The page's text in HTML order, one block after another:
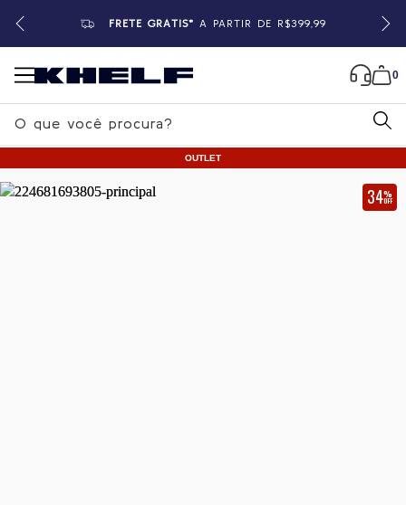
FRETE GRÁTIS* A PARTIR DE R$399,99
0
B
u
s
c
a
OUTLET
34%
OFF